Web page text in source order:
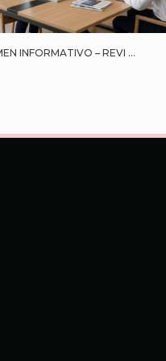
INFORMATIVO – REVI ...